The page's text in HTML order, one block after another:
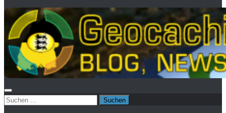
Suchen